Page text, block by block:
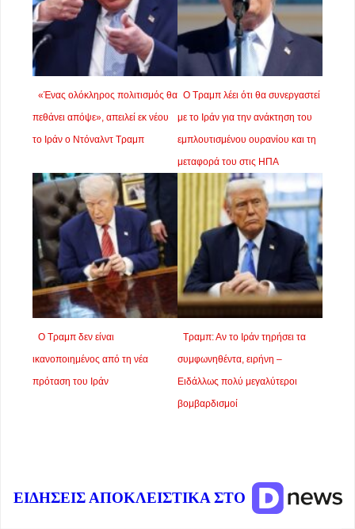
«Ένας ολόκληρος πολιτισμός θα
πεθάνει απόψε», απειλεί εκ νέου
το Ιράν ο Ντόναλντ Τραμπ
Ο Τραμπ λέει ότι θα συνεργαστεί
με το Ιράν για την ανάκτηση του
εμπλουτισμένου ουρανίου και τη
μεταφορά του στις ΗΠΑ
Ο Τραμπ δεν είναι
ικανοποιημένος από τη νέα
πρόταση του Ιράν
Τραμπ: Αν το Ιράν τηρήσει τα
συμφωνηθέντα, ειρήνη –
Ειδάλλως πολύ μεγαλύτεροι
βομβαρδισμοί
ΕΙΔΗΣΕΙΣ ΑΠΟΚΛΕΙΣΤΙΚΑ ΣΤΟ